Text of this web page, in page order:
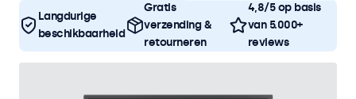
Langdurige
beschikbaarheid
Gratis
verzending &
retourneren
4,8/5 op basis
van 5.000+
reviews